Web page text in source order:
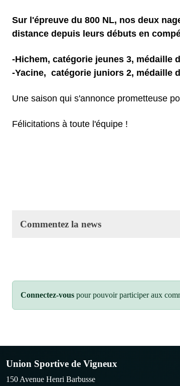
Sur l'épreuve du 800 NL, nos deux
distance depuis leurs débuts en
-Hichem, catégorie jeunes 3, médaille
-Yacine, catégorie juniors 2, médaille
Une saison qui s'annonce prometteuse
Félicitations à toute l'équipe !
Commentez la news
Connectez-vous pour pouvoir participer aux
Union Sportive de Vigneux
150 Avenue Henri Barbusse